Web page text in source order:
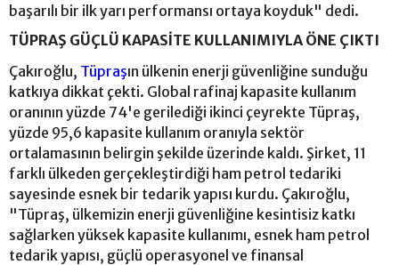
başarılı bir ilk yarı performansı ortaya koyduk" dedi.
TÜPRAŞ GÜÇLÜ KAPASİTE KULLANIMIYLA ÖNE ÇIKTI
Çakıroğlu, Tüpraşın ülkenin enerji güvenliğine sunduğu
katkıya dikkat çekti. Global rafinaj kapasite kullanım
oranının yüzde 74'e gerilediği ikinci çeyrekte Tüpraş,
yüzde 95,6 kapasite kullanım oranıyla sektör
ortalamasının belirgin şekilde üzerinde kaldı. Şirket, 11
farklı ülkeden gerçekleştirdiği ham petrol tedariki
sayesinde esnek bir tedarik yapısı kurdu. Çakıroğlu,
"Tüpraş, ülkemizin enerji güvenliğine kesintisiz katkı
sağlarken yüksek kapasite kullanımı, esnek ham petrol
tedarik yapısı, güçlü operasyonel ve finansal